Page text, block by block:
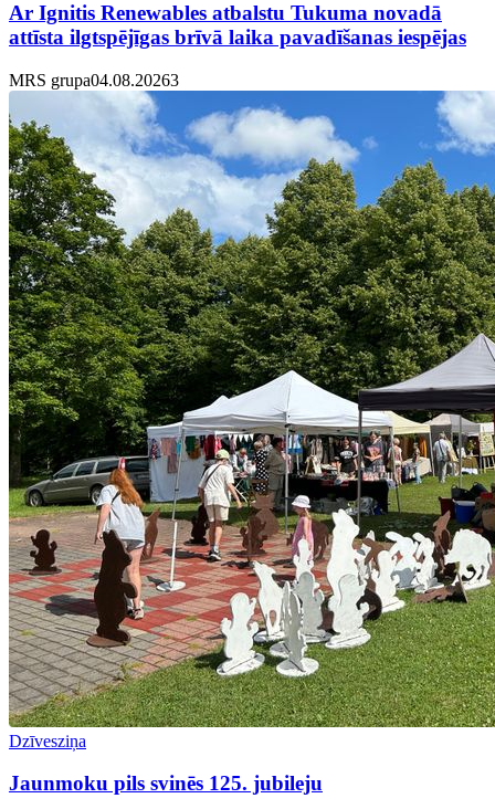
Ar Ignitis Renewables atbalstu Tukuma novadā
attīsta ilgtspējīgas brīvā laika pavadīšanas iespējas
MRS grupa04.08.20263
Dzīvesziņa
Jaunmoku pils svinēs 125. jubileju